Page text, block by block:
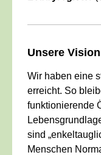
Unsere Vision
Wir haben eine
erreicht. So
funktionierende
sind
Menschen